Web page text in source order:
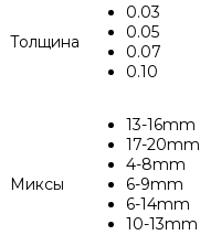
Толщина
0.03
0.05
0.07
0.10
Миксы
13-16mm
17-20mm
4-8mm
6-9mm
6-14mm
10-13mm